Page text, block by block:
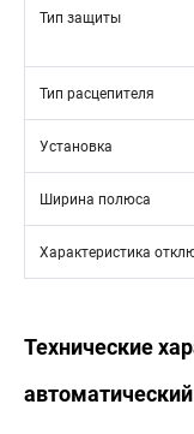
Тип защиты
Тип расцепителя
Установка
Ширина полюса
Характеристика
Технические